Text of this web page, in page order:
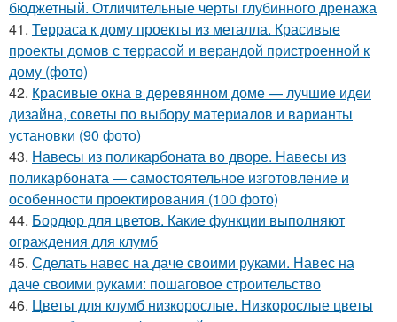
бюджетный. Отличительные черты глубинного дренажа
41. Терраса к дому проекты из металла. Красивые
проекты домов с террасой и верандой пристроенной к
дому (фото)
42. Красивые окна в деревянном доме — лучшие идеи
дизайна, советы по выбору материалов и варианты
установки (90 фото)
43. Навесы из поликарбоната во дворе. Навесы из
поликарбоната — самостоятельное изготовление и
особенности проектирования (100 фото)
44. Бордюр для цветов. Какие функции выполняют
ограждения для клумб
45. Сделать навес на даче своими руками. Навес на
даче своими руками: пошаговое строительство
46. Цветы для клумб низкорослые. Низкорослые цветы